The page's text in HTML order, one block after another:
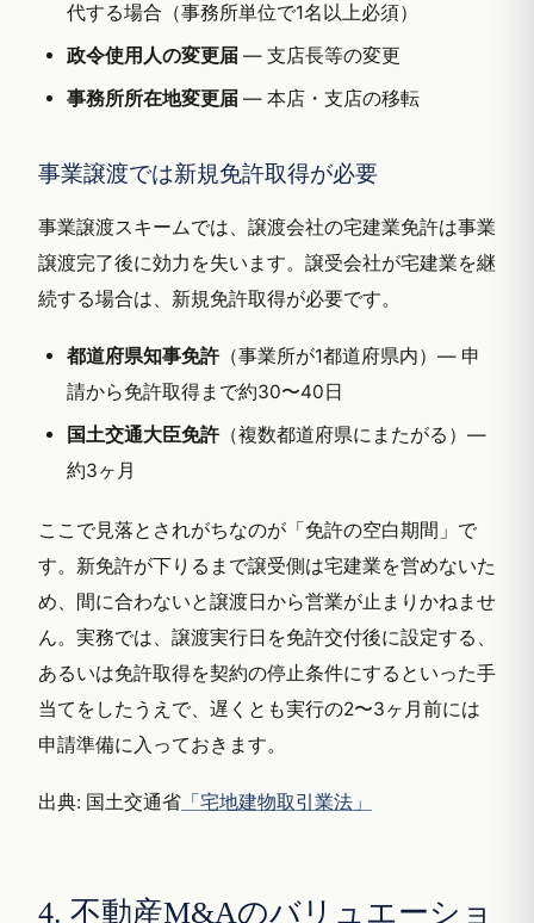
代する場合（事務所単位で1名以上必須）
政令使用人の変更届 — 支店長等の変更
事務所所在地変更届 — 本店・支店の移転
事業譲渡では新規免許取得が必要
事業譲渡スキームでは、譲渡会社の宅建業免許は事業
譲渡完了後に効力を失います。譲受会社が宅建業を継
続する場合は、新規免許取得が必要です。
都道府県知事免許（事業所が1都道府県内）— 申
請から免許取得まで約30〜40日
国土交通大臣免許（複数都道府県にまたがる）—
約3ヶ月
ここで見落とされがちなのが「免許の空白期間」で
す。新免許が下りるまで譲受側は宅建業を営めないた
め、間に合わないと譲渡日から営業が止まりかねませ
ん。実務では、譲渡実行日を免許交付後に設定する、
あるいは免許取得を契約の停止条件にするといった手
当てをしたうえで、遅くとも実行の2〜3ヶ月前には
申請準備に入っておきます。
出典: 国土交通省 「宅地建物取引業法」
4. 不動産M&Aのバリュエーショ